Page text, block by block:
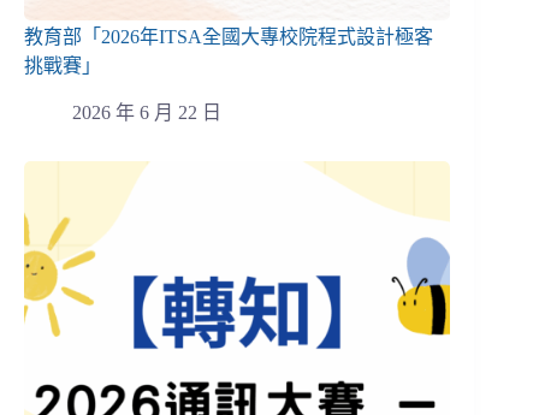
教育部「2026年ITSA全國大專校院程式設計極客
挑戰賽」
2026 年 6 月 22 日